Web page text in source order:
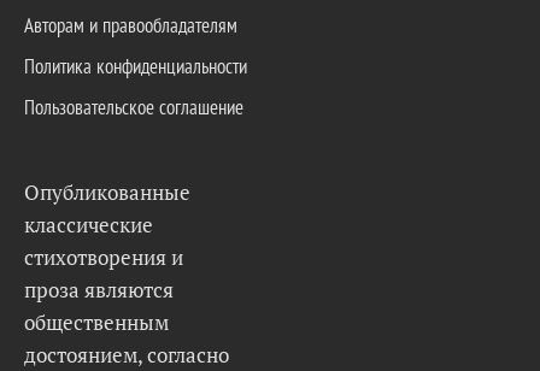
Авторам и правообладателям
Политика конфиденциальности
Пользовательское соглашение
Опубликованные
классические
стихотворения и
проза являются
общественным
достоянием, согласно